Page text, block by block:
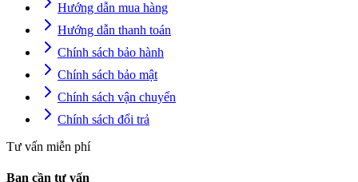
Hướng dẫn mua hàng
Hướng dẫn thanh toán
Chính sách bảo hành
Chính sách bảo mật
Chính sách vận chuyển
Chính sách đổi trả
Tư vấn miễn phí
Bạn cần tư vấn